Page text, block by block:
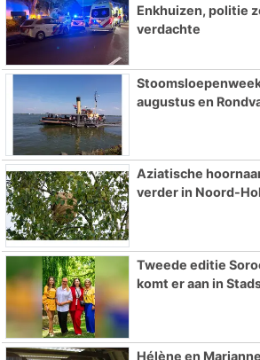
Enkhuizen, politie
verdachte
augustus en
Aziatische
verder in Noord-
Tweede editie
komt er aan in
Hélène en